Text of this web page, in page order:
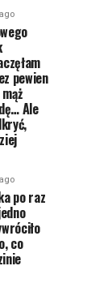
pewien
Ale
po raz
co